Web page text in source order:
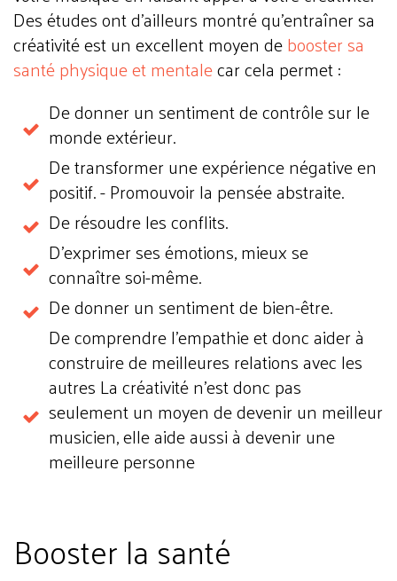
Des études ont d’ailleurs montré qu’entraîner sa
créativité est un excellent moyen debooster sa
santé physique et mentalecar cela permet :
De donner un sentiment de contrôle sur le
monde extérieur.
De transformer une expérience négative en
positif. - Promouvoir la pensée abstraite.
De résoudre les conflits.
D'exprimer ses émotions, mieux se
connaître soi-même.
De donner un sentiment de bien-être.
De comprendre l’empathie et donc aider à
construire de meilleures relations avec les
autres La créativité n’est donc pas
seulement un moyen de devenir un meilleur
musicien, elle aide aussi à devenir une
meilleure personne
Booster la santé